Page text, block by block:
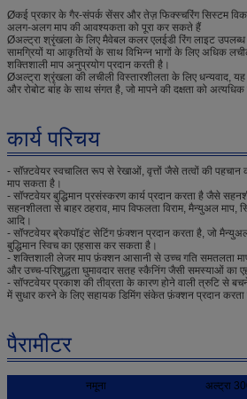
Øकई प्रकार के गैर-संपर्क सेंसर और तेज़ फिक्स्चरिंग सिस्टम
अलग-अलग माप की आवश्यकता को पूरा कर सकते हैं
Øअल्ट्रा श्रृंखला के लिए मैवेबल कलर एलईडी रिंग लाइट उपलब्ध
सामग्रियों या आकृतियों के साथ विभिन्न भागों के लिए अधिक
शक्तिशाली माप अनुप्रयोग प्रदान करती है।
Øअल्ट्रा श्रृंखला की लचीली विस्तारशीलता के लिए धन्यवाद,
और रोबोट बांह के साथ संगत है, जो मापने की दक्षता को अत्यधिक
कार्य परिचय
- सॉफ़्टवेयर स्वचालित रूप से रेखाओं, वृत्तों जैसे तत्वों की
माप सकता है।
- सॉफ्टवेयर बुद्धिमान प्रसंस्करण कार्य प्रदान करता है जैसे
सहनशीलता से बाहर ठहराव, माप विफलता विराम, मैन्युअल माप,
आदि।
- सॉफ्टवेयर ब्रेकपॉइंट सेटिंग फ़ंक्शन प्रदान करता है, जो
बुद्धिमान स्विच का एहसास कर सकता है।
- शक्तिशाली लेजर माप फ़ंक्शन आसानी से उच्च गति समतलता
और उच्च-परिशुद्धता घुमावदार सतह स्कैनिंग जैसी समस्याओं का
- सॉफ्टवेयर प्रकाश की तीव्रता के कारण होने वाली त्रुटि से
में सुधार करने के लिए सहायक डिमिंग संकेत फ़ंक्शन प्रदान करता
पैरामीटर
नमूना अल्ट्रा